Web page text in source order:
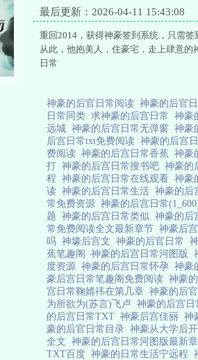
最后更新：2026-04-11 15:43:08
重回2014，获得神豪签到系统，只需
从此，他抱美人，住豪宅，走上肆意
日常
神豪的后官日常阅读 神豪的后官
日常同类 求神豪的后宫日常 神豪
远城 神豪的后宫日常无弹窗 神豪
后宫日常txt免费阅读 神豪的后宫
费阅读 神豪的后宫日常香蕉 神豪
打 神豪的后宫日常搜书吧 神豪的
程 神豪的后宫日常在线观看 神豪
读 神豪的后宫日常生活 神豪的后
常免费资源 神豪的后宫日常
题 神豪的后宫日常类似 神豪的后
常免费阅读全文最新章节 神豪后
吗 神壕后宫文 神豪的后官日常
蕉笔趣阁 神豪的后宫日常河图版
度资源 神豪的后宫日常怀孕 神豪
豪后宫日常笔趣阁免费阅读 神豪
宫日常鞠婧祎在第几章 神豪的后
为所欲为(苏言)飞卢 神豪的后宫日
的后宫日常TXT 神豪后宫佳丽 神
豪的后官日常目录 神豪从大学后
全文 神豪的后宫日常河图版最新
TXT百度 神豪的日常生活宁远程